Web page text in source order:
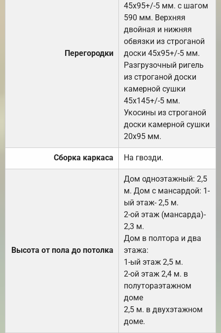
Перегородки
45х95+/-5 мм. с шагом
590 мм. Верхняя
двойная и нижняя
обвязки из строганой
доски 45х95+/-5 мм.
Разгрузочный ригель
из строганой доски
камерной сушки
45х145+/-5 мм.
Укосины из строганой
доски камерной сушки
20х95 мм.
Сборка каркаса На гвозди.
Высота от пола до потолка
Дом одноэтажный: 2,5
м. Дом с мансардой: 1-
ый этаж- 2,5 м.
2-ой этаж (мансарда)-
2,3 м.
Дом в полтора и два
этажа:
1-ый этаж 2,5 м.
2-ой этаж 2,4 м. в
полутораэтажном
доме
2,5 м. в двухэтажном
доме.